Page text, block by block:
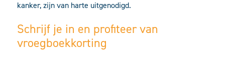
kanker, zijn van harte uitgenodigd.
Schrijf je in en profiteer van
vroegboekkorting